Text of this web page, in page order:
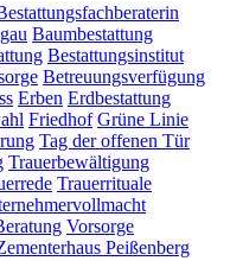
Baumbestattung
Bestattungsinstitut
Betreuungsverfügung
Erben Erdbestattung
Friedhof Grüne Linie
Tag der offenen Tür
Trauerbewältigung
Trauerrituale
Vorsorge
Peißenberg